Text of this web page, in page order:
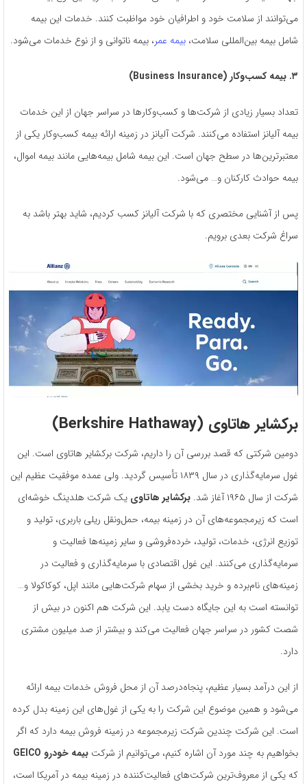
می‌توانند از سلامت خود و اطرافیان خود مواظبت کنند. خدمات این بیمه
شامل بیمه بین‌المللی سلامت، بیمه عمر، بیمه ناتوانی و از نوع خدمات می‌شود.
۳. بیمه کسب‌وکار (Business Insurance)
تعداد بسیار زیادی از شرکت‌ها و کسب‌وکارها در سراسر جهان از این خدمات
بیمه آلیانز استفاده می‌کنند. شرکت آلیانز در زمینه ارائه بیمه کسب‌وکار یکی از
معتبرترین‌ها در سطح جهان است. این بیمه شامل بیمه‌هایی مانند بیمه اموال،
بیمه حوادث کارکنان و… می‌شود.
پس از آشنایی مختصری که با شرکت آلیانز کسب کردیم، شاید بهتر باشد به
سراغ شرکت بعدی برویم.
برکشایر هاتاوی (Berkshire Hathaway
)
دومین شرکتی که قصد بررسی آن را داریم، شرکت برکشایر هاتاوی است. این
غول سرمایه‌گذاری در سال ۱۸۳۹ تأسیس گردید. ولی عمده موفقیت عظیم این
شرکت از سال ۱۹۶۵ آغاز شد.
برکشایر هاتاوی یک شرکت هلدینگ خوشه‌ای
است که زیرمجموعه‌‌های آن در زمینه بیمه، حمل‌ونقل ریلی باربری، تولید و
توزیع انرژی، خدمات، تولید، خرده‌فروشی و سایر زمینه‌ها فعالیت و
سرمایه‌گذاری می‌کنند. این غول اقتصادی با سرمایه‌گذاری و فعالیت در
زمینه‌های نام‌برده و خرید بخشی از سهام شرکت‌هایی مانند اپل، کوکاکولا و…
توانسته است به این جایگاه دست یابد. این شرکت هم اکنون در بیش از
شصت کشور در سراسر جهان فعالیت می‌کند و بیشتر از صد میلیون مشتری
دارد.
از این درآمد بسیار عظیم، پنجاه‌درصد آن از محل فروش خدمات بیمه ارائه
می‌شود و همین موضوع این شرکت را به یکی از غول‌های این زمینه بدل کرده
است. این شرکت چندین شرکت زیرمجموعه در زمینه فروش بیمه دارد که اگر
بخواهیم به چند مورد آن اشاره کنیم، می‌توانیم از شرکت بیمه خودرو GEICO
که یکی از معروف‌ترین شرکت‌های فعالیت‌کننده در زمینه بیمه در آمریکا است،